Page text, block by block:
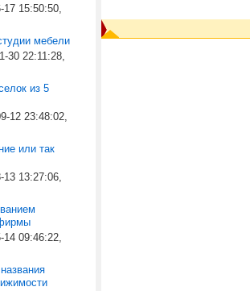
17 15:50:50,
мебели
30 22:11:28,
из 5
12 23:48:02,
или так
13 13:27:06,
14 09:46:22,